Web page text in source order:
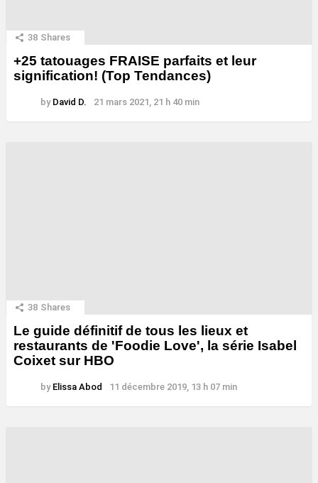
38 Shares
+25 tatouages ​​FRAISE parfaits et leur
signification! (Top Tendances)
by David D. 21 mars 2021, 21 h 40 min
38 Shares
Le guide définitif de tous les lieux et
restaurants de 'Foodie Love', la série Isabel
Coixet sur HBO
by Elissa Abod 11 décembre 2019, 13 h 07 min